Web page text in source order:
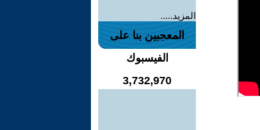
المزيد.....
المعجبين بنا على
الفيسبوك
3,732,970